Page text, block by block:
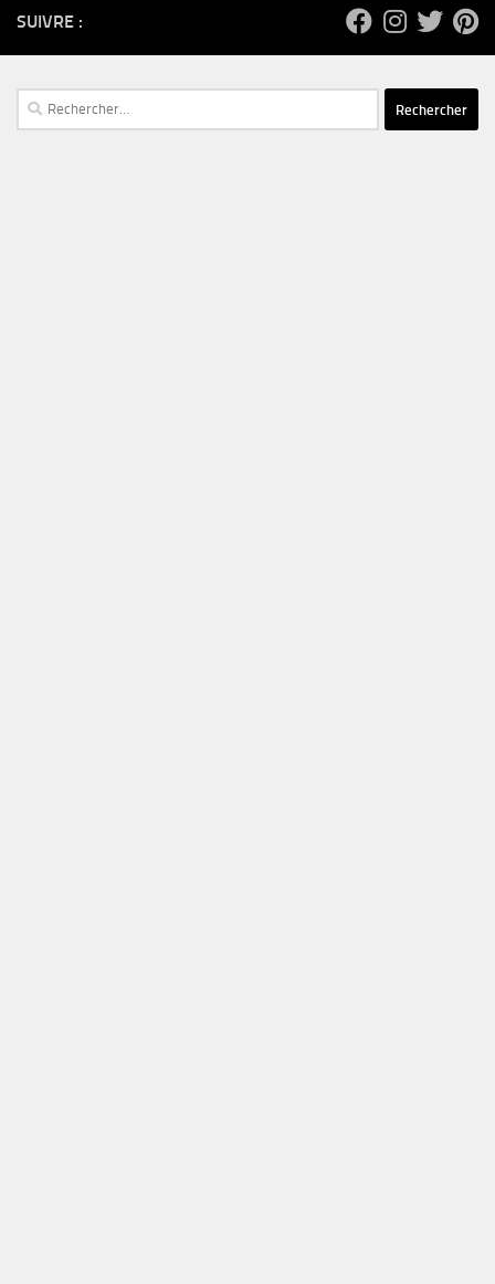
SUIVRE :
Rechercher :